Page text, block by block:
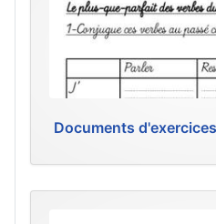
Documents